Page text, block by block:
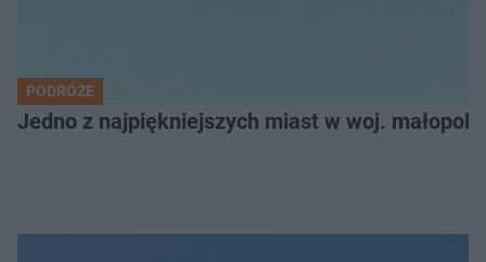
PODRÓŻE
Jedno z najpiękniejszych miast w woj.